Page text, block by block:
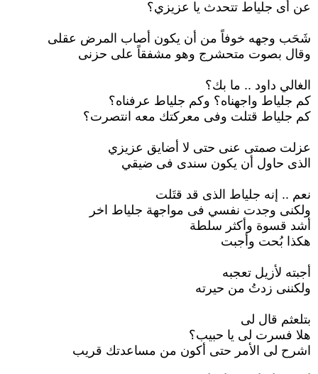
عن أى جلياط تتحدث يا عزيزي؟
شَحَب وجهه خوفاً من أن يكون أصاب المرض عقلى
وقال بصوت متحشرج وهو مشفقاً على حزنى
الغالي داود .. ما بك؟
كم جلياط واجهناه؟ وكم جلياط عرفناه؟
كم جلياط قتلت وفى معركتك معه انتصرت؟
عزلت صمتى عنى حتى لا أضايق عزيزي
الذى حاول أن يكون سندى فى ضيقي
نعم .. إنه جلياط الذى قد قتَلت
ولكنى وجدت نفسي فى مواجهة جلياط اخر
أشد قسوة وأكثر سلطة
هكذا بُحت وأجبت
أجبته لأزيل تعجبه
ولكننى زدتُ من حيرته
بتلعثم قال لى
هلا فسرت لى يا حبيب؟
اشرح لى الأمر حتى أكون من مساعدتك قريب